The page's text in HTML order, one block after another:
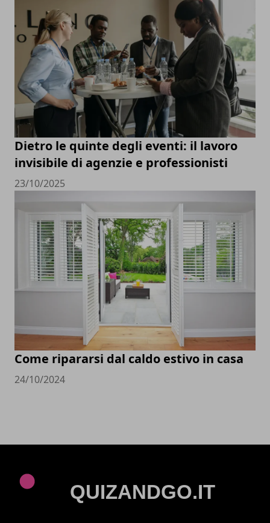
Dietro le quinte degli eventi: il lavoro
invisibile di agenzie e professionisti
23/10/2025
Come ripararsi dal caldo estivo in casa
24/10/2024